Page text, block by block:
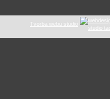
Tvorba webu studio